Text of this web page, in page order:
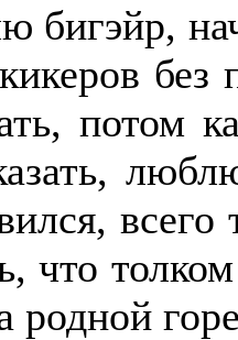
бигэйр,
без
потом
что
родной